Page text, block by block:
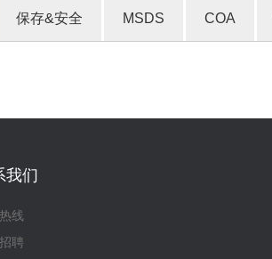
保存&安全 MSDS COA
我们
线
聘